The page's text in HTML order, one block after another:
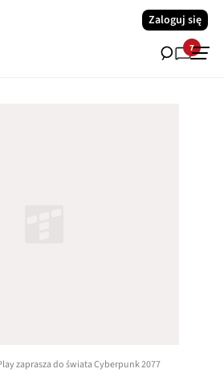
Zaloguj się
7
zaprasza do świata Cyberpunk 2077